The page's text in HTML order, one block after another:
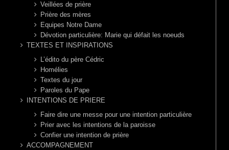
Veillées de prière
Prière des mères
Equipes Notre Dame
Dévotion particulière: Marie qui défait les noeuds
TEXTES ET INSPIRATIONS
L’édito du père Cédric
Homélies
Textes du jour
Paroles du Pape
INTENTIONS DE PRIERE
Faire dire une messe pour une intention particulière
Prier avec les intentions de la paroisse
Confier une intention de prière
ACCOMPAGNEMENT